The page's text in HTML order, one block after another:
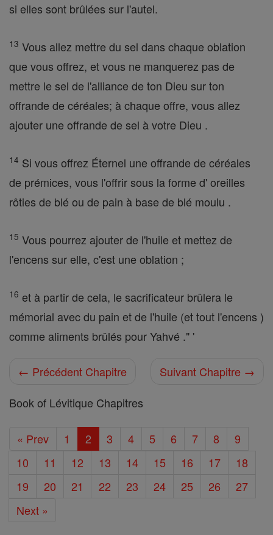
si elles sont brûlées sur l'autel.
13 Vous allez mettre du sel dans chaque oblation
que vous offrez, et vous ne manquerez pas de
mettre le sel de l'alliance de ton Dieu sur ton
offrande de céréales; à chaque offre, vous allez
ajouter une offrande de sel à votre Dieu .
14 Si vous offrez Éternel une offrande de céréales
de prémices, vous l'offrir sous la forme d' oreilles
rôties de blé ou de pain à base de blé moulu .
15 Vous pourrez ajouter de l'huile et mettez de
l'encens sur elle, c'est une oblation ;
16 et à partir de cela, le sacrificateur brûlera le
mémorial avec du pain et de l'huile (et tout l'encens )
comme aliments brûlés pour Yahvé ." '
← Précédent Chapitre
Suivant Chapitre →
Book of Lévitique Chapitres
« Prev 1 2 3 4 5 6 7 8
9
10
11 12 13 14 15 16 17
18
19
20 21 22 23 24 25 26
27
Next »